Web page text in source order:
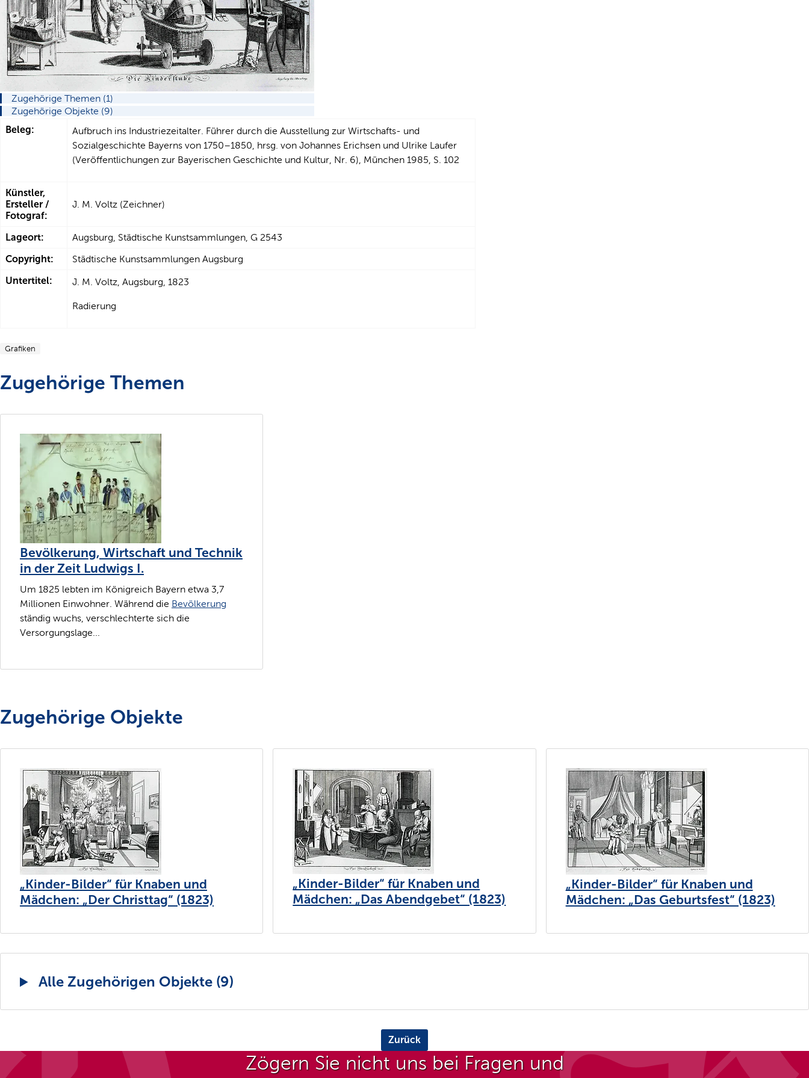
Zugehörige Themen (1)
Zugehörige Objekte (9)
Beleg:
Aufbruch ins Industriezeitalter. Führer durch die Ausstellung zur Wirtschafts- und
Sozialgeschichte Bayerns von 1750–1850, hrsg. von Johannes Erichsen und Ulrike Laufer
(Veröffentlichungen zur Bayerischen Geschichte und Kultur, Nr. 6), München 1985, S. 102
Künstler,
Ersteller /
Fotograf:
J. M. Voltz (Zeichner)
Lageort: Augsburg, Städtische Kunstsammlungen, G 2543
Copyright: Städtische Kunstsammlungen Augsburg
Untertitel: J. M. Voltz, Augsburg, 1823
Radierung
Grafiken
Zugehörige Themen
Bevölkerung, Wirtschaft und Technik
in der Zeit Ludwigs I.
Um 1825 lebten im Königreich Bayern etwa 3,7
Millionen Einwohner. Während die Bevölkerung
ständig wuchs, verschlechterte sich die
Versorgungslage...
Zugehörige Objekte
„Kinder-Bilder“ für Knaben und
Mädchen: „Der Christtag“ (1823)
„Kinder-Bilder“ für Knaben und
Mädchen: „Das Abendgebet“ (1823)
„Kinder-Bilder“ für Knaben und
Mädchen: „Das Geburtsfest“ (1823)
Alle Zugehörigen Objekte (9)
Zurück
Zögern Sie nicht uns bei Fragen und